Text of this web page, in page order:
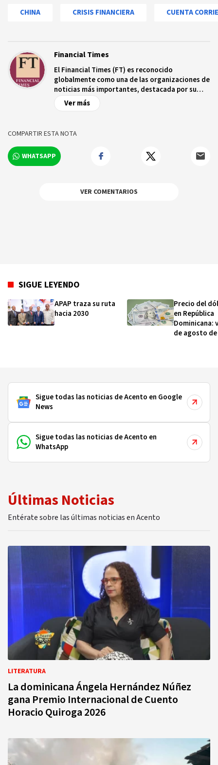
CHINA CRISIS FINANCIERA CUENTA
Financial Times
El Financial Times (FT) es reconocido
globalmente como una de las organizaciones de
noticias más importantes, destacada por su
autoridad e integridad editorial. Fundado en
1888, ha evolucionado de ser un diario enfocado
digitales.
Ver más
COMPARTIR ESTA NOTA
WHATSAPP
VER COMENTARIOS
SIGUE LEYENDO
APAP traza su ruta
hacia 2030
Precio del
en República
Dominicana:
de agosto de
Sigue todas las noticias de Acento en Google
News
Sigue todas las noticias de Acento en
WhatsApp